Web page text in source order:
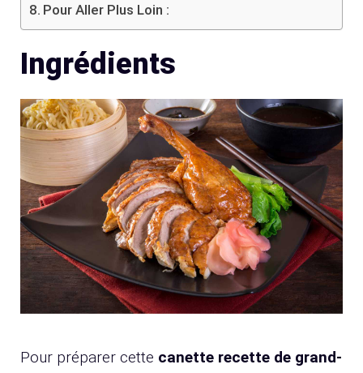
Pour Aller Plus Loin :
Ingrédients
Pour préparer cette canette recette de grand-